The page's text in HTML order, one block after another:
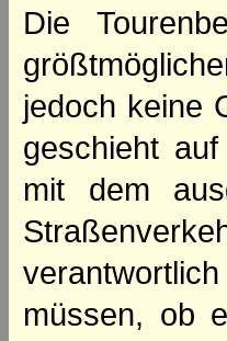
Die
jedoch keine
geschieht
mit dem
müssen, ob